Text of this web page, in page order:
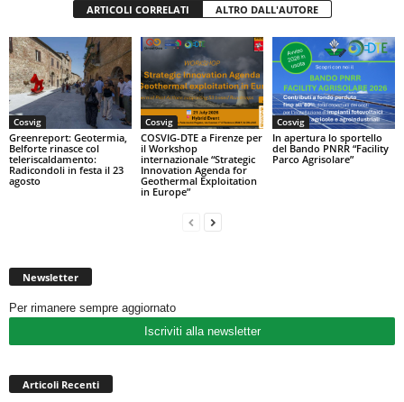
ARTICOLI CORRELATI ALTRO DALL'AUTORE
Cosvig
Greenreport: Geotermia,
Belforte rinasce col
teleriscaldamento:
Radicondoli in festa il 23
agosto
Cosvig
COSVIG-DTE a Firenze per
il Workshop
internazionale “Strategic
Innovation Agenda for
Geothermal Exploitation
in Europe”
Cosvig
In apertura lo sportello
del Bando PNRR “Facility
Parco Agrisolare”
Newsletter
Per rimanere sempre aggiornato
Iscriviti alla newsletter
Articoli Recenti